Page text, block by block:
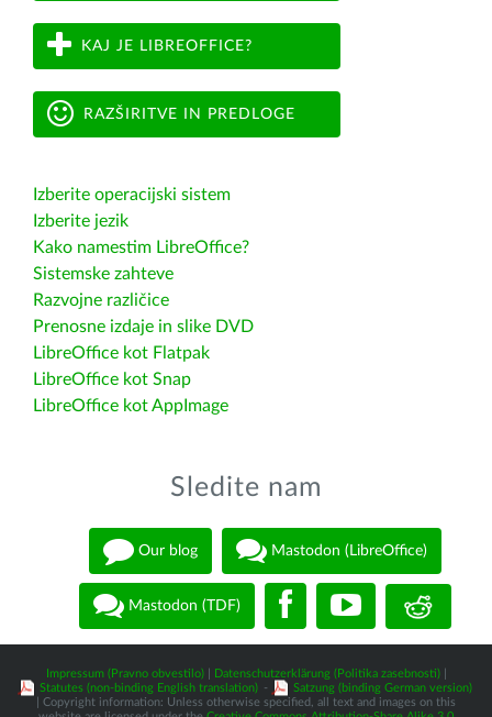
KAJ JE LIBREOFFICE?
RAZŠIRITVE IN PREDLOGE
Izberite operacijski sistem
Izberite jezik
Kako namestim LibreOffice?
Sistemske zahteve
Razvojne različice
Prenosne izdaje in slike DVD
LibreOffice kot Flatpak
LibreOffice kot Snap
LibreOffice kot AppImage
Sledite nam
Our blog Mastodon (LibreOffice)
Mastodon (TDF)
Impressum (Pravno obvestilo)| Datenschutzerklärung (Politika zasebnosti)|
Statutes (non-binding English translation) -
Satzung (binding German version)
| Copyright information: Unless otherwise specified, all text and images on this